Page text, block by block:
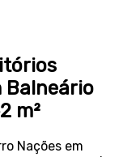
Balneário
m²
Nações em